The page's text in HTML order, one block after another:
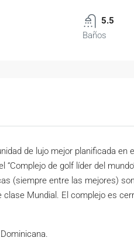
5.5
Baños
de lujo mejor planificada
de golf líder del
(siempre entre las mejores)
Mundial. El complejo es